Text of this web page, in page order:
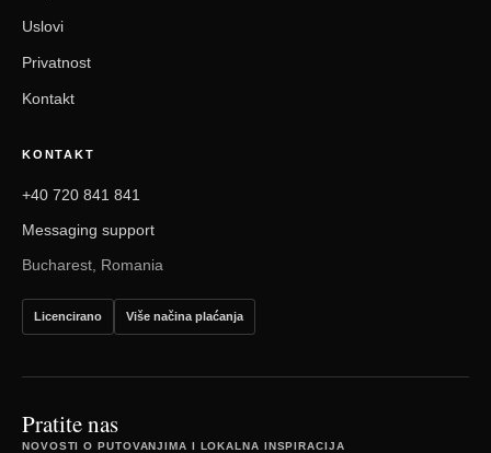
Uslovi
Privatnost
Kontakt
KONTAKT
+40 720 841 841
Messaging support
Bucharest, Romania
Licencirano Više načina plaćanja
Pratite nas
NOVOSTI O PUTOVANJIMA I LOKALNA INSPIRACIJA